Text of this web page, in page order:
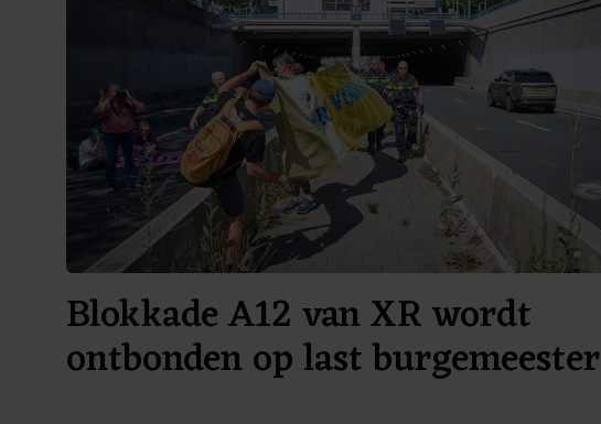
Blokkade A12 van XR wordt
ontbonden op last burgemeester